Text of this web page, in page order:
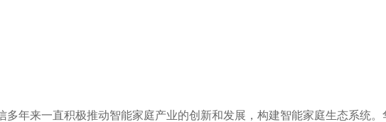
年来一直积极推动智能家庭产业的创新和发展，构建智能家庭生态系统